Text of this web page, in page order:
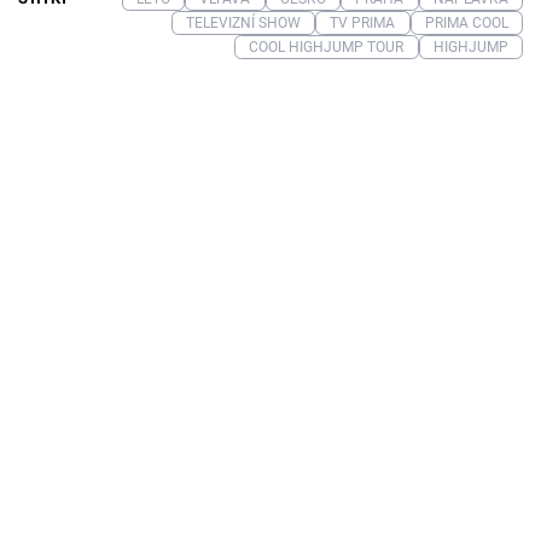
TELEVIZNÍ SHOW
TV PRIMA
PRIMA COOL
COOL HIGHJUMP TOUR
HIGHJUMP